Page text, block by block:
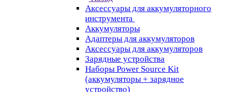
Аксессуары для аккумуляторного
инструмента
Aккумуляторы
Адаптеры для аккумуляторов
Аксессуары для аккумуляторов
Зарядные устройства
Наборы Power Source Kit
(аккумуляторы + зарядное
устройство)